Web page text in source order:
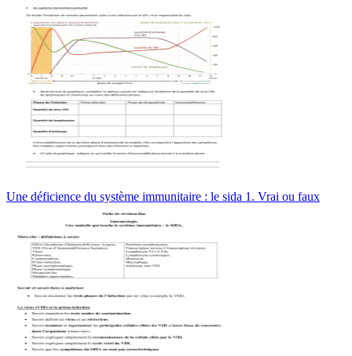
Une déficience du système immunitaire : le sida 1. Vrai ou faux